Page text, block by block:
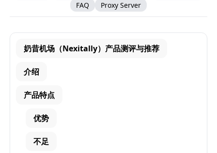
FAQ
Proxy Server
奶昔机场（Nexitally）产品测评与推荐
介绍
产品特点
优势
不足